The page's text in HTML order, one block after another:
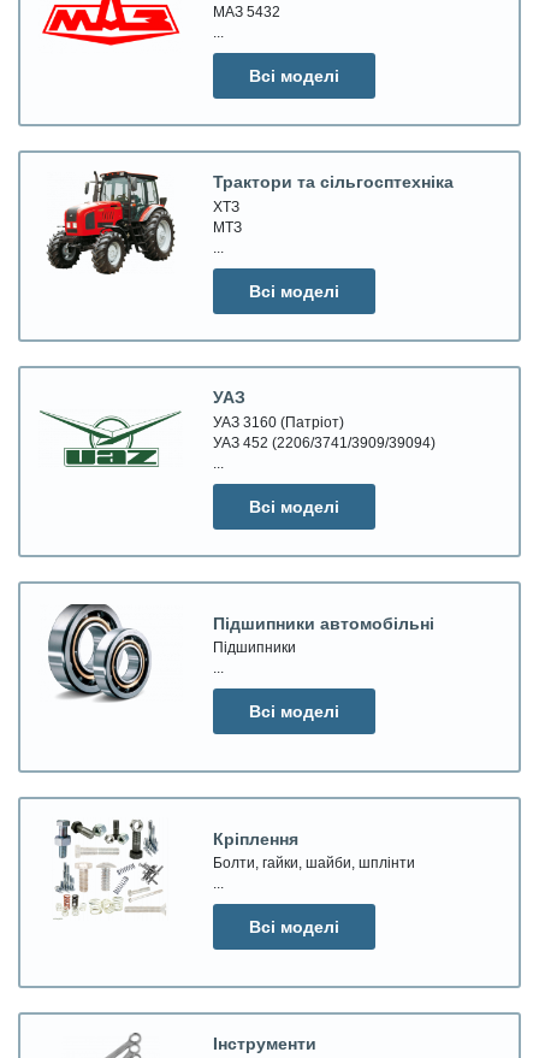
МАЗ 5432
Всі моделі
Трактори та сільгосптехніка
ХТЗ
МТЗ
Всі моделі
УАЗ
УАЗ 3160 (Патріот)
УАЗ 452 (2206/3741/3909/39094)
Всі моделі
Підшипники автомобільні
Підшипники
Всі моделі
Кріплення
Болти, гайки, шайби, шплінти
Всі моделі
Інструменти